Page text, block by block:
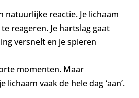
natuurlijke reactie. Je lichaam
reageren. Je hartslag gaat
versnelt en je spieren
momenten. Maar
vaak de hele dag ‘aan’.